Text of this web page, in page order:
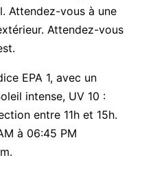
Attendez-vous à une
Attendez-vous
EPA 1, avec un
intense, UV 10 :
entre 11h et 15h.
à 06:45 PM